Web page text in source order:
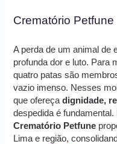
Crematório Petfune
A perda de um animal de
profunda dor e luto. Para
quatro patas são
vazio imenso. Nesses
que ofereçadignidade,
despedida é
Crematório Petfune
Lima e região,